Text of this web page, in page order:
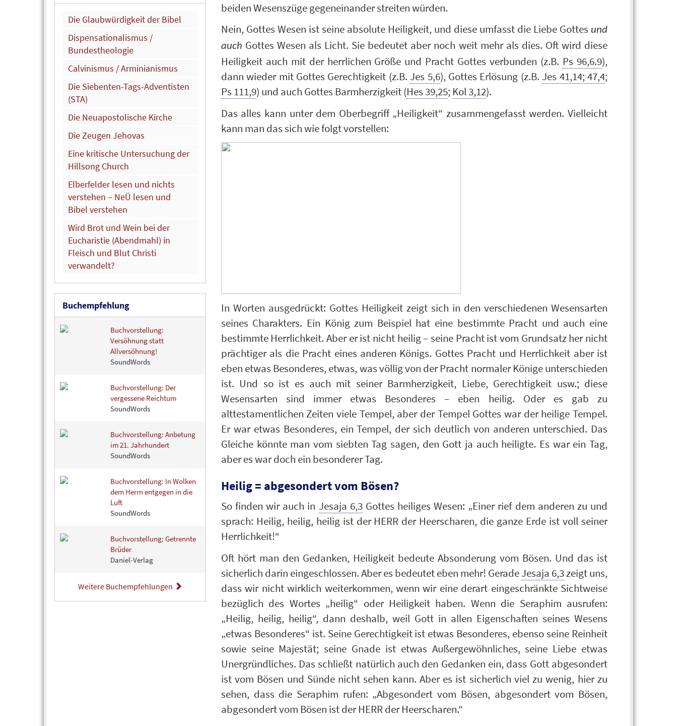
Die Glaubwürdigkeit der Bibel
Dispensationalismus /
Bundestheologie
Calvinismus / Arminianismus
Die Siebenten-Tags-Adventisten
(STA)
Die Neuapostolische Kirche
Die Zeugen Jehovas
Eine kritische Untersuchung der
Hillsong Church
Elberfelder lesen und nichts
verstehen – NeÜ lesen und
Bibel verstehen
Wird Brot und Wein bei der
Eucharistie (Abendmahl) in
Fleisch und Blut Christi
verwandelt?
Buchempfehlung
Buchvorstellung:
Versöhnung statt
Allversöhnung!
SoundWords
Buchvorstellung: Der
vergessene Reichtum
SoundWords
Buchvorstellung: Anbetung
im 21. Jahrhundert
SoundWords
Buchvorstellung: In Wolken
dem Herrn entgegen in die
Luft
SoundWords
Buchvorstellung: Getrennte
Brüder
Daniel-Verlag
Weitere Buchempfehlungen
beiden Wesenszüge gegeneinander streiten würden.
Nein, Gottes Wesen ist seine absolute Heiligkeit, und diese umfasst die Liebe Gottes und
auch Gottes Wesen als Licht. Sie bedeutet aber noch weit mehr als dies. Oft wird diese
Heiligkeit auch mit der herrlichen Größe und Pracht Gottes verbunden (z.B. Ps 96,6.9),
dann wieder mit Gottes Gerechtigkeit (z.B. Jes 5,6), Gottes Erlösung (z.B. Jes 41,14; 47,4;
Ps 111,9) und auch Gottes Barmherzigkeit (Hes 39,25; Kol 3,12).
Das alles kann unter dem Oberbegriff „Heiligkeit“ zusammengefasst werden. Vielleicht
kann man das sich wie folgt vorstellen:
In Worten ausgedrückt: Gottes Heiligkeit zeigt sich in den verschiedenen Wesensarten
seines Charakters. Ein König zum Beispiel hat eine bestimmte Pracht und auch eine
bestimmte Herrlichkeit. Aber er ist nicht heilig – seine Pracht ist vom Grundsatz her nicht
prächtiger als die Pracht eines anderen Königs. Gottes Pracht und Herrlichkeit aber ist
eben etwas Besonderes, etwas, was völlig von der Pracht normaler Könige unterschieden
ist. Und so ist es auch mit seiner Barmherzigkeit, Liebe, Gerechtigkeit usw.; diese
Wesensarten sind immer etwas Besonderes – eben heilig. Oder es gab zu
alttestamentlichen Zeiten viele Tempel, aber der Tempel Gottes war der heilige Tempel.
Er war etwas Besonderes, ein Tempel, der sich deutlich von anderen unterschied. Das
Gleiche könnte man vom siebten Tag sagen, den Gott ja auch heiligte. Es war ein Tag,
aber es war doch ein besonderer Tag.
Heilig = abgesondert vom Bösen?
So finden wir auch in Jesaja 6,3Gottes heiliges Wesen: „Einer rief dem anderen zu und
sprach: Heilig, heilig, heilig ist der HERR der Heerscharen, die ganze Erde ist voll seiner
Herrlichkeit!“
Oft hört man den Gedanken, Heiligkeit bedeute Absonderung vom Bösen. Und das ist
sicherlich darin eingeschlossen. Aber es bedeutet eben mehr! GeradeJesaja 6,3zeigt uns,
dass wir nicht wirklich weiterkommen, wenn wir eine derart eingeschränkte Sichtweise
bezüglich des Wortes „heilig“ oder Heiligkeit haben. Wenn die Seraphim ausrufen:
„Heilig, heilig, heilig“, dann deshalb, weil Gott in allen Eigenschaften seines Wesens
„etwas Besonderes“ ist. Seine Gerechtigkeit ist etwas Besonderes, ebenso seine Reinheit
sowie seine Majestät; seine Gnade ist etwas Außergewöhnliches, seine Liebe etwas
Unergründliches. Das schließt natürlich auch den Gedanken ein, dass Gott abgesondert
ist vom Bösen und Sünde nicht sehen kann. Aber es ist sicherlich viel zu wenig, hier zu
sehen, dass die Seraphim rufen: „Abgesondert vom Bösen, abgesondert vom Bösen,
abgesondert vom Bösen ist der HERR der Heerscharen.“